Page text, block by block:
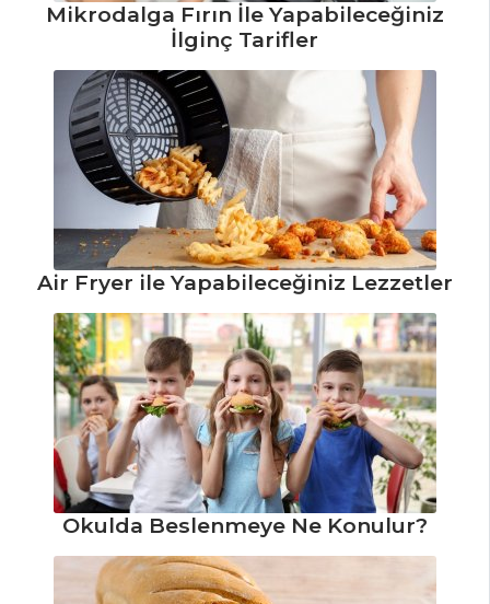
Pazı Çorbası
Tarifi, Nasıl Yapılır?
Pırasa Veloute
(Velüt) Tarifi, Nasıl
Yapılır?
Mahluta Çorbası
Tarifi, Nasıl Yapılır?
Çorbalar Tüm
Tarifleri
Mikrodalga Fırın İle Yapabileceğiniz
İlginç Tarifler
Air Fryer ile Yapabileceğiniz Lezzetler
Okulda Beslenmeye Ne Konulur?